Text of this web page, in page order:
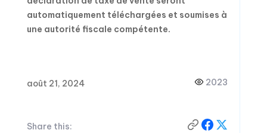
automatiquement téléchargées et soumises à
une autorité fiscale compétente.
août 21, 2024 2023
Share this: